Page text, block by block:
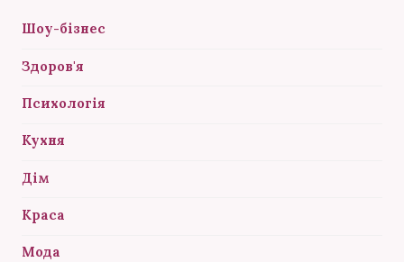
Шоу-бізнес
Здоров'я
Психологія
Кухня
Дім
Краса
Мода